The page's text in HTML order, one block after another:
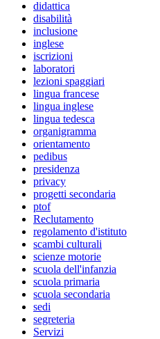
didattica
disabilità
inclusione
inglese
iscrizioni
laboratori
lezioni spaggiari
lingua francese
lingua inglese
lingua tedesca
organigramma
orientamento
pedibus
presidenza
privacy
progetti secondaria
ptof
Reclutamento
regolamento d'istituto
scambi culturali
scienze motorie
scuola dell'infanzia
scuola primaria
scuola secondaria
sedi
segreteria
Servizi